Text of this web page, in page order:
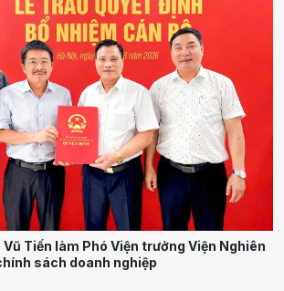
Vũ Tiến làm Phó Viện trưởng Viện Nghiên
sách doanh nghiệp